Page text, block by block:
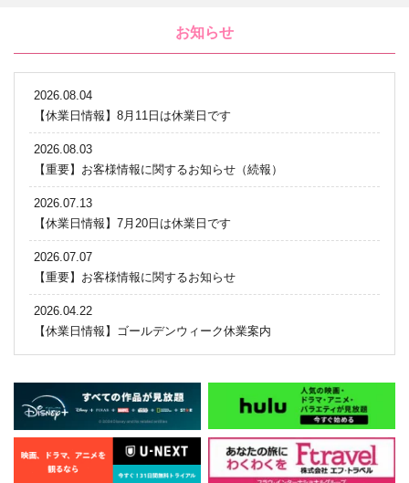
お知らせ
2026.08.04
【休業日情報】8月11日は休業日です
2026.08.03
【重要】お客様情報に関するお知らせ（続報）
2026.07.13
【休業日情報】7月20日は休業日です
2026.07.07
【重要】お客様情報に関するお知らせ
2026.04.22
【休業日情報】ゴールデンウィーク休業案内